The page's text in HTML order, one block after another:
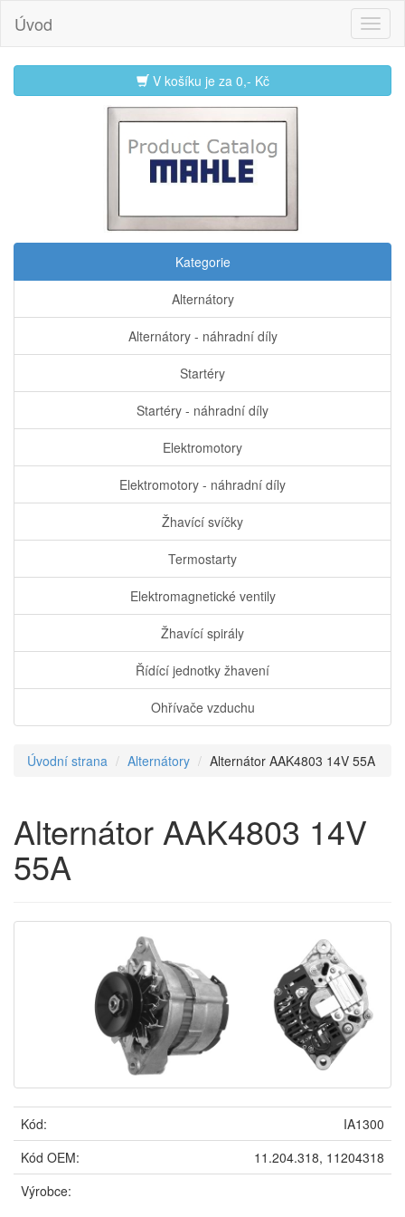
Úvod
V košíku je za 0,- Kč
Kategorie
Alternátory
Alternátory - náhradní díly
Startéry
Startéry - náhradní díly
Elektromotory
Elektromotory - náhradní díly
Žhavící svíčky
Termostarty
Elektromagnetické ventily
Žhavící spirály
Řídící jednotky žhavení
Ohřívače vzduchu
Úvodní strana Alternátory Alternátor AAK4803 14V 55A
Alternátor AAK4803 14V
55A
Kód:
IA1300
Kód OEM:
11.204.318, 11204318
Výrobce: